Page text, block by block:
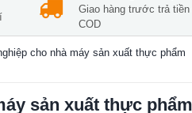
Giao hàng trước trả tiền
COD
cho nhà máy sản xuất thực phẩm
sản xuất thực phẩm